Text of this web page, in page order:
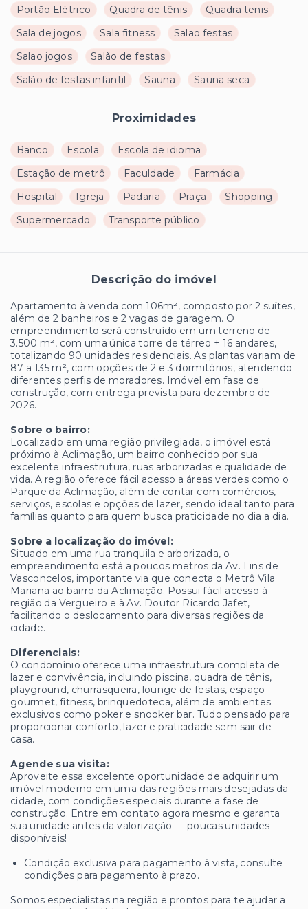
Portão Elétrico
Quadra de tênis
Quadra tenis
Sala de jogos
Sala fitness
Salao festas
Salao jogos
Salão de festas
Salão de festas infantil
Sauna Sauna seca
Proximidades
Banco Escola
Escola de idioma
Estação de metrô
Faculdade
Farmácia
Hospital
Igreja Padaria Praça
Shopping
Supermercado
Transporte público
Descrição do imóvel
Apartamento à venda com 106m², composto por 2 suítes,
além de 2 banheiros e 2 vagas de garagem. O
empreendimento será construído em um terreno de
3.500 m², com uma única torre de térreo + 16 andares,
totalizando 90 unidades residenciais. As plantas variam de
87 a 135 m², com opções de 2 e 3 dormitórios, atendendo
diferentes perfis de moradores. Imóvel em fase de
construção, com entrega prevista para dezembro de
2026.
Sobre o bairro:
Localizado em uma região privilegiada, o imóvel está
próximo à Aclimação, um bairro conhecido por sua
excelente infraestrutura, ruas arborizadas e qualidade de
vida. A região oferece fácil acesso a áreas verdes como o
Parque da Aclimação, além de contar com comércios,
serviços, escolas e opções de lazer, sendo ideal tanto para
famílias quanto para quem busca praticidade no dia a dia.
Sobre a localização do imóvel:
Situado em uma rua tranquila e arborizada, o
empreendimento está a poucos metros da Av. Lins de
Vasconcelos, importante via que conecta o Metrô Vila
Mariana ao bairro da Aclimação. Possui fácil acesso à
região da Vergueiro e à Av. Doutor Ricardo Jafet,
facilitando o deslocamento para diversas regiões da
cidade.
Diferenciais:
O condomínio oferece uma infraestrutura completa de
lazer e convivência, incluindo piscina, quadra de tênis,
playground, churrasqueira, lounge de festas, espaço
gourmet, fitness, brinquedoteca, além de ambientes
exclusivos como poker e snooker bar. Tudo pensado para
proporcionar conforto, lazer e praticidade sem sair de
casa.
Agende sua visita:
Aproveite essa excelente oportunidade de adquirir um
imóvel moderno em uma das regiões mais desejadas da
cidade, com condições especiais durante a fase de
construção. Entre em contato agora mesmo e garanta
sua unidade antes da valorização — poucas unidades
disponíveis!
Condição exclusiva para pagamento à vista, consulte
condições para pagamento à prazo.
Somos especialistas na região e prontos para te ajudar a